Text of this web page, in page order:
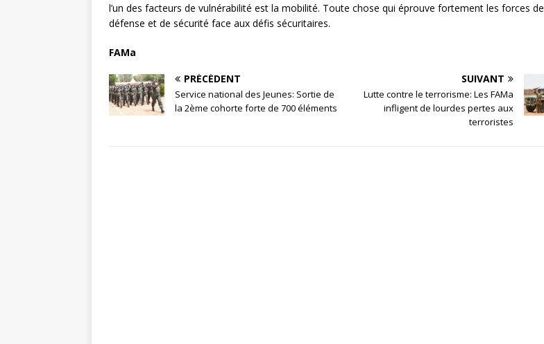
l’un des facteurs de vulnérabilité est la mobilité. Toute chose qui éprouve fortement les forces de
défense et de sécurité face aux défis sécuritaires.
FAMa
PRÉCÉDENT
Service national des Jeunes: Sortie de
la 2ème cohorte forte de 700 éléments
SUIVANT
Lutte contre le terrorisme: Les FAMa
infligent de lourdes pertes aux
terroristes